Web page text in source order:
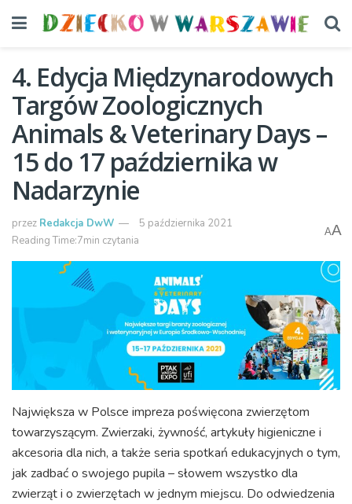
4. Edycja Międzynarodowych
Targów Zoologicznych
Animals & Veterinary Days –
15 do 17 października w
Nadarzynie
przez Redakcja DwW
5 października 2021
Reading Time:7min czytania
AA
Największa w Polsce impreza poświęcona zwierzętom
towarzyszącym. Zwierzaki, żywność, artykuły higieniczne i
akcesoria dla nich, a także seria spotkań edukacyjnych o tym,
jak zadbać o swojego pupila – słowem wszystko dla
zwierząt i o zwierzętach w jednym miejscu. Do odwiedzenia